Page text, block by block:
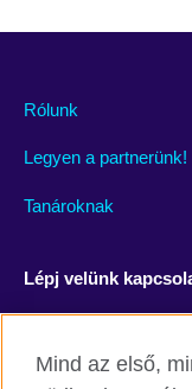
Rólunk
Legyen a partnerünk!
Tanároknak
Lépj velünk
Mind az első,